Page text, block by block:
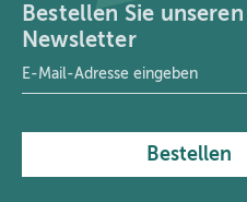
Bestellen Sie unseren
Newsletter
E-Mail-Adresse
Bestellen